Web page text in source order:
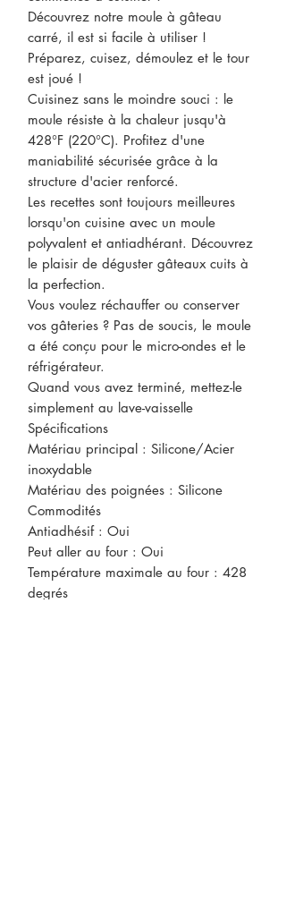
Découvrez notre moule à gâteau
carré, il est si facile à utiliser !
Préparez, cuisez, démoulez et le tour
est joué !
Cuisinez sans le moindre souci : le
moule résiste à la chaleur jusqu'à
428°F (220°C). Profitez d'une
maniabilité sécurisée grâce à la
structure d'acier renforcé.
Les recettes sont toujours meilleures
lorsqu'on cuisine avec un moule
polyvalent et antiadhérant. Découvrez
le plaisir de déguster gâteaux cuits à
la perfection.
Vous voulez réchauffer ou conserver
vos gâteries ? Pas de soucis, le moule
a été conçu pour le micro-ondes et le
réfrigérateur.
Quand vous avez terminé, mettez-le
simplement au lave-vaisselle
Spécifications
Matériau principal : Silicone/Acier
inoxydable
Matériau des poignées : Silicone
Commodités
Antiadhésif : Oui
Peut aller au four : Oui
Température maximale au four : 428
degrés